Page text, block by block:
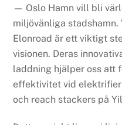
— Oslo Hamn vill bli
miljövänliga stadshamn.
Elonroad är ett viktigt
visionen. Deras
laddning hjälper oss att
effektivitet vid
och reach stackers på